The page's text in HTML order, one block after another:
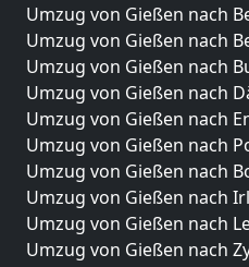
Umzug von Gießen nach
Umzug von Gießen nach
Umzug von Gießen nach
Umzug von Gießen nach
Umzug von Gießen nach
Umzug von Gießen nach
Umzug von Gießen nach
Umzug von Gießen nach
Umzug von Gießen nach
Umzug von Gießen nach